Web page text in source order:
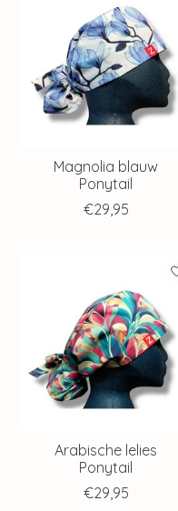
Magnolia blauw
Ponytail
€29,95
Arabische lelies
Ponytail
€29,95